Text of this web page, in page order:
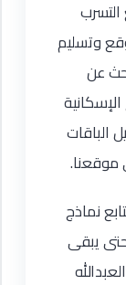
وتسليم
عن
الباقات
موقعنا.
نماذج
حتى يبقى